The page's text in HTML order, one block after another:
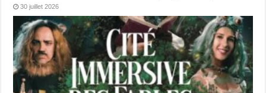
30 juillet 2026